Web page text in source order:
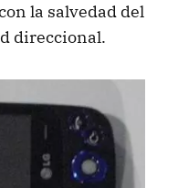
la salvedad del
direccional.